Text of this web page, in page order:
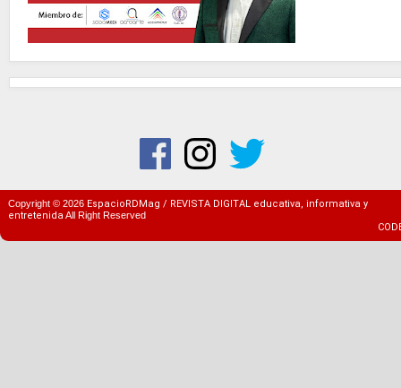
Copyright © 2026 EspacioRDMag / REVISTA DIGITAL educativa, informativa y
entretenidaAll Right Reserved